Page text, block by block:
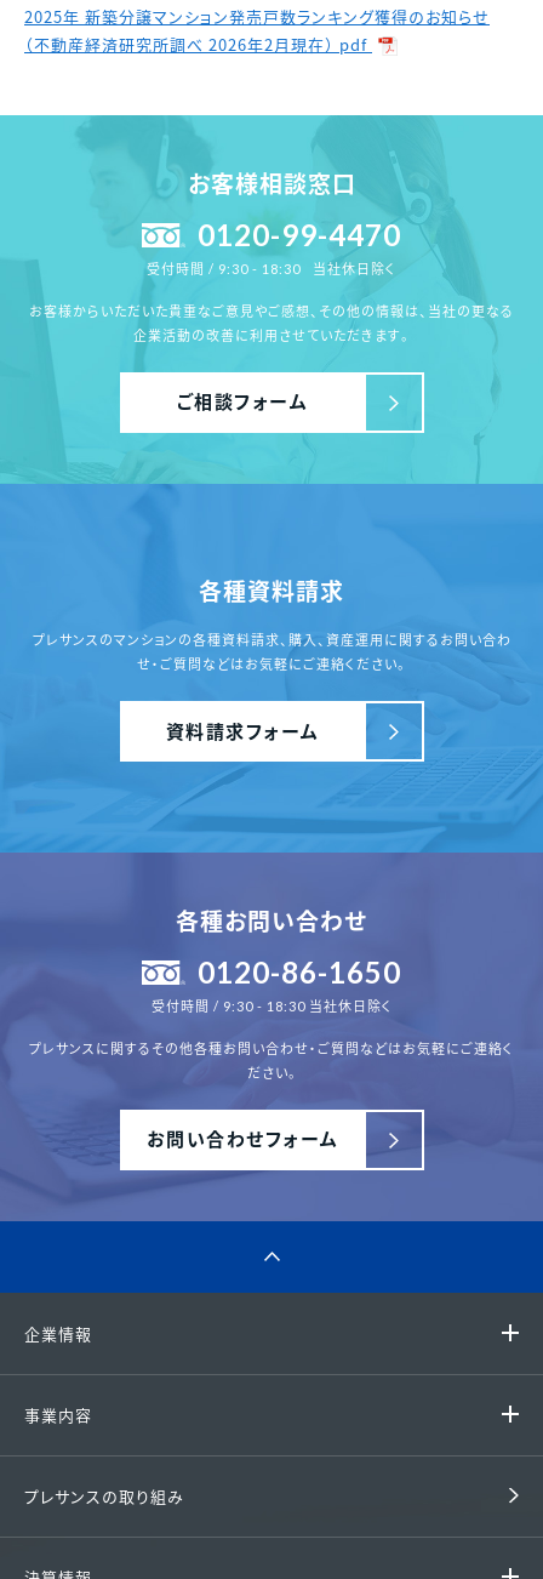
2025年 新築分譲マンション発売戸数ランキング獲得のお知らせ
（不動産経済研究所調べ 2026年2月現在） pdf
お客様相談窓口
0120-99-4470
受付時間 / 9:30 - 18:30 当社休日除く
お客様からいただいた貴重なご意見やご感想、その他の情報は、 当社の更なる
企業活動の改善に利用させていただきます。
ご相談フォーム
各種資料請求
プレサンスのマンションの各種資料請求、 購入、資産運用に関するお問い合わ
せ・ご質問などはお気軽にご連絡ください。
資料請求フォーム
各種お問い合わせ
0120-86-1650
受付時間 / 9:30 - 18:30 当社休日除く
プレサンスに関するその他各種お問い合わせ・ご質問などはお気軽にご連絡く
ださい。
お問い合わせフォーム
企業情報
会社概要 / アクセス
事業内容
プレサンスの取り組み